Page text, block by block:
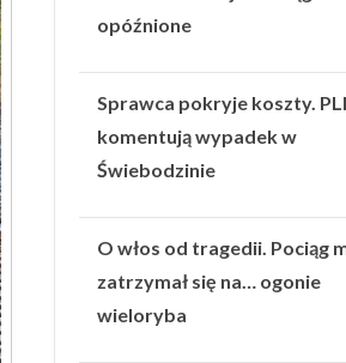
opóźnione
Sprawca pokryje koszty.
komentują wypadek w
Świebodzinie
O włos od tragedii. Pociąg
zatrzymał się na… ogonie
wieloryba